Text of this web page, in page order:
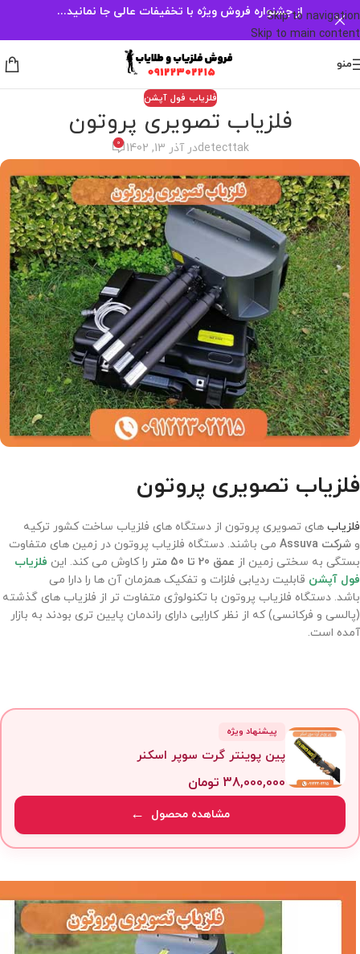
Skip to navigation
Skip to main content
از جشنواره فروش ویژه با تخفیفات عالی جا نمانید...
منو
فلزیاب فول آپشن
فلزیاب تصویری پروتون
detecttakدر آذر 13, 1402 0
فلزیاب تصویری پروتون
فلزیاب های تصویری پروتون از دستگاه های فلزیاب ساخت کشور ترکیه
و شرکت Assuva می باشند. دستگاه فلزیاب پروتون در زمین های متفاوت
بستگی به سختی زمین از عمق 20 تا 50 متر را کاوش می کند. این فلزیاب
فول آپشن قابلیت ردیابی فلزات و تفکیک همزمان آن ها را دارا می
باشد. دستگاه فلزیاب پروتون با تکنولوژی متفاوت تر از فلزیاب های گذشته
(پالسی و فرکانسی) که از نظر کارایی دارای راندمان پایین تری بودند به بازار
آمده است.
پیشنهاد ویژه
پین پوینتر گرت سوپر اسکنر
38,000,000 تومان
مشاهده محصول